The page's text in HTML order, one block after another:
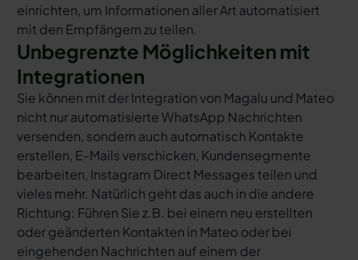
einrichten, um Informationen aller Art automatisiert
mit den Empfängern zu teilen.
Unbegrenzte Möglichkeiten mit
Integrationen
Sie können mit der Integration von Magalu und Mateo
nicht nur automatisierte WhatsApp Nachrichten
versenden, sondern auch automatisch Kontakte
erstellen, E-Mails verschicken, Kundensegmente
bearbeiten, Instagram Direct Messages teilen und
vieles mehr. Natürlich geht das auch in die andere
Richtung: Führen Sie z.B. bei einem neu erstellten
oder geänderten Kontakten in Mateo oder bei
eingehenden Nachrichten auf einem der